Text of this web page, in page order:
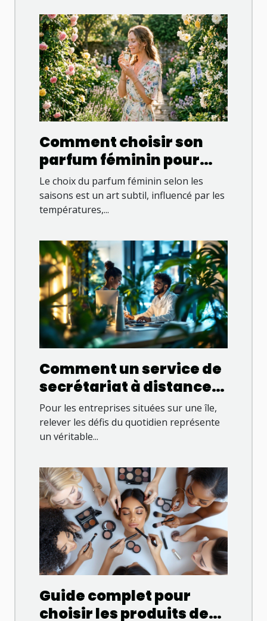
Comment choisir son
parfum féminin pour
chaque saison ?
Le choix du parfum féminin selon les
saisons est un art subtil, influencé par les
températures,...
Comment un service de
secrétariat à distance
booste les entreprises
insulaires ?
Pour les entreprises situées sur une île,
relever les défis du quotidien représente
un véritable...
Guide complet pour
choisir les produits de